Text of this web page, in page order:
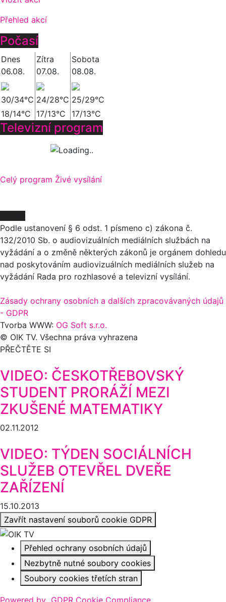
Přehled akcí
Počasí
Dnes
06.08.
Zítra
07.08.
Sobota
08.08.
30/34°C 24/28°C 25/29°C
18/14°C
17/13°C 17/13°C
Televizní program
Celý program Živé vysílání
Podle ustanovení § 6 odst. 1 písmeno c) zákona č.
132/2010 Sb. o audiovizuálních mediálních službách na
vyžádání a o změně některých zákonů je orgánem dohledu
nad poskytováním audiovizuálních mediálních služeb na
vyžádání Rada pro rozhlasové a televizní vysílání.
Zásady ochrany osobních a dalších zpracovávaných údajů
- GDPR
Tvorba WWW: OG Soft s.r.o.
© OIK TV. Všechna práva vyhrazena
PŘEČTĚTE SI
VIDEO: ČESKOTŘEBOVSKÝ
STUDENT PRORÁŽÍ MEZI
ZKUŠENÉ MATEMATIKY
02.11.2012
VIDEO: TÝDEN SOCIÁLNÍCH
SLUŽEB OTEVŘEL DVEŘE
ZAŘÍZENÍ
15.10.2013
Zavřít nastavení souborů cookie GDPR
Přehled ochrany osobních údajů
Nezbytně nutné soubory cookies
Soubory cookies třetích stran
Powered by GDPR Cookie Compliance